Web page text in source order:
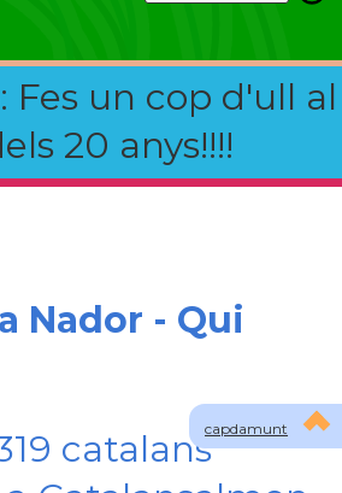
Fes un cop d'ull al
20 anys!!!!
capdamunt
Nador - Qui
catalans